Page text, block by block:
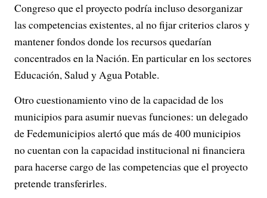
Congreso que el proyecto podría incluso desorganizar
las competencias existentes, al no fijar criterios claros y
mantener fondos donde los recursos quedarían
concentrados en la Nación. En particular en los sectores
Educación, Salud y Agua Potable.
Otro cuestionamiento vino de la capacidad de los
municipios para asumir nuevas funciones: un delegado
de Fedemunicipios alertó que más de 400 municipios
no cuentan con la capacidad institucional ni financiera
para hacerse cargo de las competencias que el proyecto
pretende transferirles.